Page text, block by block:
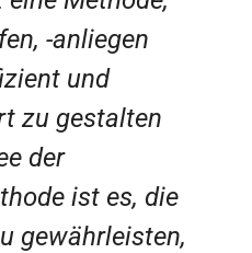
-anliegen
und
zu gestalten
der
ist es, die
gewährleisten,